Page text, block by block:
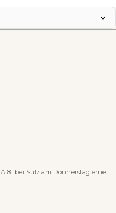
A 81 bei Sulz am Donnerstag erneut gesperrt